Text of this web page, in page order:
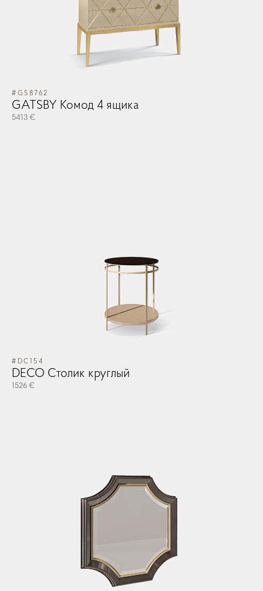
#GS8762
GATSBY Комод 4 ящика
5413 €
#DC154
DECO Столик круглый
1526 €